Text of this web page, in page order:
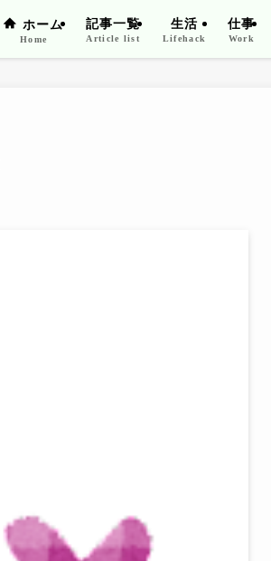
ホーム
Home
記事一覧
Article list
生活
Lifehack
仕事
Work